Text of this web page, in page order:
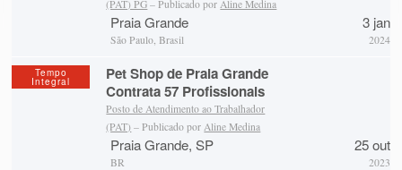
(PAT) PG – Publicado por Aline Medina
Praia Grande
São Paulo, Brasil
3 jan
2024
Tempo
Integral
Pet Shop de Praia Grande
Contrata 57 Profissionais
Posto de Atendimento ao Trabalhador
(PAT) – Publicado por Aline Medina
Praia Grande, SP
BR
25 out
2023